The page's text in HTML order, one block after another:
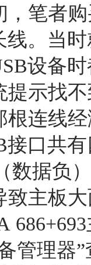
笔者
线。当
设备
示找
根连线
共有
数据负
主板
管理器